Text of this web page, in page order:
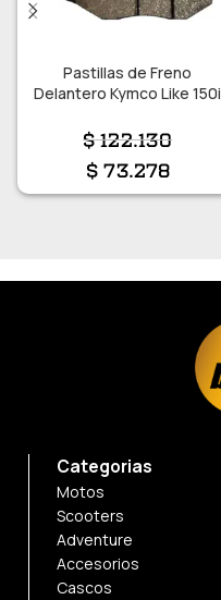
Pastillas de Freno
Delantero Kymco Like 150i
$122.130
$73.278
Categorias
Motos
Scooters
Adventure
Accesorios
Cascos